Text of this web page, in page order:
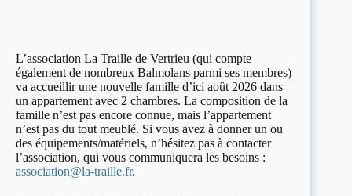
L’association La Traille de Vertrieu (qui compte
également de nombreux Balmolans parmi ses membres)
va accueillir une nouvelle famille d’ici août 2026 dans
un appartement avec 2 chambres. La composition de la
famille n’est pas encore connue, mais l’appartement
n’est pas du tout meublé. Si vous avez à donner un ou
des équipements/matériels, n’hésitez pas à contacter
l’association, qui vous communiquera les besoins :
association@la-traille.fr.